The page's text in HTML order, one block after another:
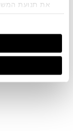
את תנועת
מתחומי
גורמים אלה
אחר שסיפקתם
בשירותים